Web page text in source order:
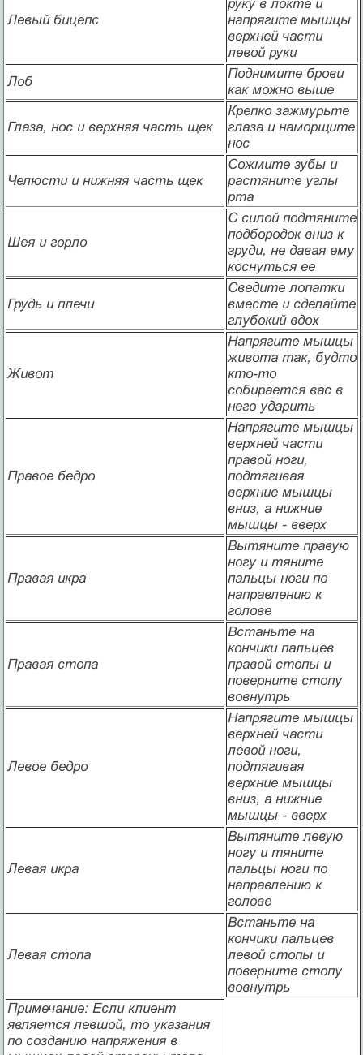
Левый бицепс
руку в локте и
напрягите мышцы
верхней части
левой руки
Лоб
Поднимите брови
как можно выше
Глаза, нос и верхняя часть щек
Крепко зажмурьте
глаза и наморщите
нос
Челюсти и нижняя часть щек
Сожмите зубы и
растяните углы
рта
Шея и горло
С силой подтяните
подбородок вниз к
груди, не давая ему
коснуться ее
Грудь и плечи
Сведите лопатки
вместе и сделайте
глубокий вдох
Живот
Напрягите мышцы
живота так, будто
кто-то
собирается вас в
него ударить
Правое бедро
Напрягите мышцы
верхней части
правой ноги,
подтягивая
верхние мышцы
вниз, а нижние
мышцы - вверх
Правая икра
Вытяните правую
ногу и тяните
пальцы ноги по
направлению к
голове
Правая стопа
Встаньте на
кончики пальцев
правой стопы и
поверните стопу
вовнутрь
Левое бедро
Напрягите мышцы
верхней части
левой ноги,
подтягивая
верхние мышцы
вниз, а нижние
мышцы - вверх
Левая икра
Вытяните левую
ногу и тяните
пальцы ноги по
направлению к
голове
Левая стопа
Встаньте на
кончики пальцев
левой стопы и
поверните стопу
вовнутрь
Примечание: Если клиент
является левшой, то указания
по созданию напряжения в